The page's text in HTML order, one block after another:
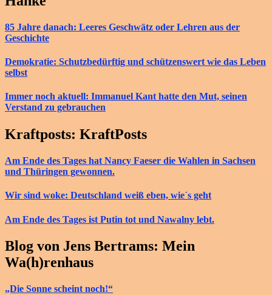
85 Jahre danach: Leeres Geschwätz oder Lehren aus der
Geschichte
Demokratie: Schutzbedürftig und schützenswert wie das Leben
selbst
Immer noch aktuell: Immanuel Kant hatte den Mut, seinen
Verstand zu gebrauchen
Kraftposts: KraftPosts
Am Ende des Tages hat Nancy Faeser die Wahlen in Sachsen
und Thüringen gewonnen.
Wir sind woke: Deutschland weiß eben, wie´s geht
Am Ende des Tages ist Putin tot und Nawalny lebt.
Blog von Jens Bertrams: Mein
Wa(h)renhaus
„Die Sonne scheint noch!“